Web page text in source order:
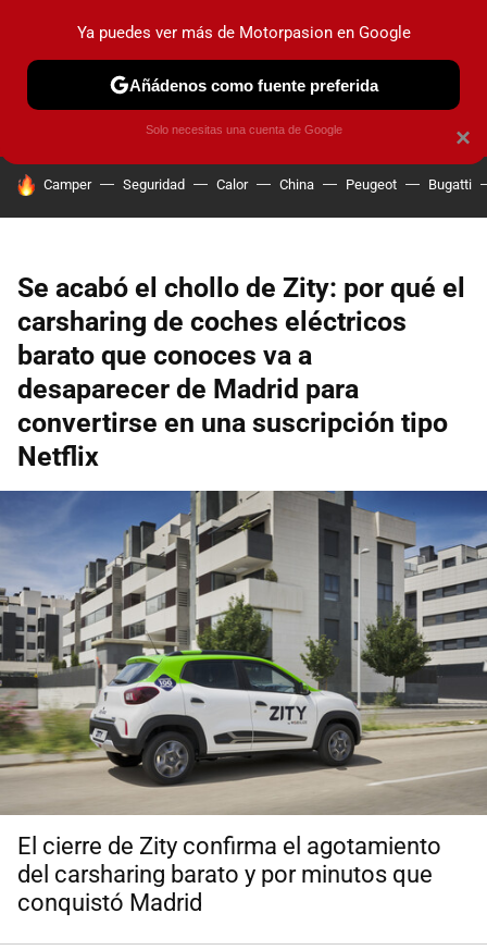
PRUEBAS COCHES ELÉCTRICOS OBSERVATORIO
HOY SE HABLA DE
Camper Seguridad Calor China Peugeot Bugatti
Se acabó el chollo de Zity: por qué el
carsharing de coches eléctricos
barato que conoces va a
desaparecer de Madrid para
convertirse en una suscripción tipo
Netflix
El cierre de Zity confirma el agotamiento
del carsharing barato y por minutos que
conquistó Madrid
×
Ya puedes ver más de Motorpasion en Google
Añádenos como fuente preferida
Solo necesitas una cuenta de Google